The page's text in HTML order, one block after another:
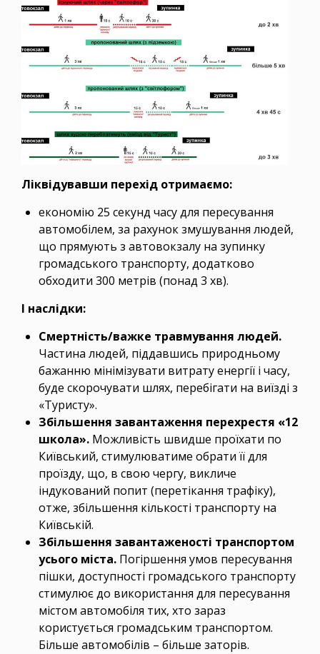
Ліквідувавши перехід отримаємо:
економію 25 секунд часу для пересування
автомобілем, за рахунок змушування людей,
що прямують з автовокзалу на зупинку
громадського транспорту, додатково
обходити 300 метрів (понад 3 хв).
І наслідки:
Смертність/важке травмування людей.
Частина людей, піддавшись природньому
бажанню мінімізувати витрату енергії і часу,
буде скорочувати шлях, перебігати на виїзді з
«Туристу».
Збільшення завантаження перехрестя «12
школа». Можливість швидше проїхати по
Київський, стимулюватиме обрати її для
проїзду, що, в свою чергу, викличе
індукований попит (перетікання трафіку),
отже, збільшення кількості транспорту на
Київській.
Збільшення завантаженості транспортом
усього міста. Погіршення умов пересування
пішки, доступності громадського транспорту
стимулює до використання для пересування
містом автомобіля тих, хто зараз
користується громадським транспортом.
Більше автомобілів – більше заторів.